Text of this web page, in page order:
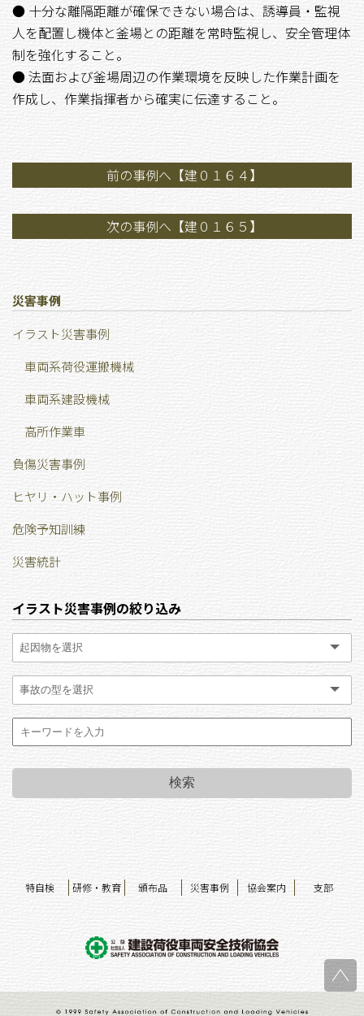
● 十分な離隔距離が確保できない場合は、誘導員・監視
人を配置し機体と釜場との距離を常時監視し、安全管理体
制を強化すること。
● 法面および釜場周辺の作業環境を反映した作業計画を
作成し、作業指揮者から確実に伝達すること。
前の事例へ【建０１６４】
次の事例へ【建０１６５】
災害事例
イラスト災害事例
車両系荷役運搬機械
車両系建設機械
高所作業車
負傷災害事例
ヒヤリ・ハット事例
危険予知訓練
災害統計
イラスト災害事例の絞り込み
特自検 研修・教育 頒布品 災害事例 協会案内 支部